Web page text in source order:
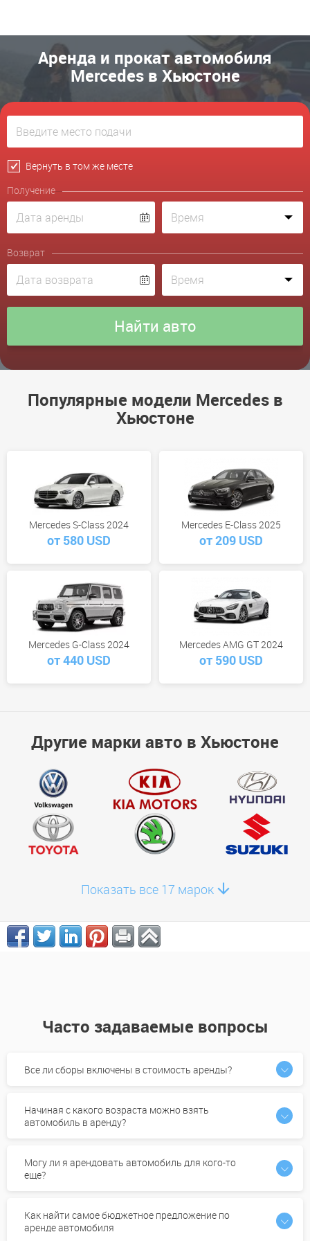
Аренда и прокат автомобиля
Mercedes в Хьюстоне
Вернуть в том же месте
Получение
Возврат
Популярные модели Mercedes в
Хьюстоне
Mercedes S-Class 2024
от 580 USD
Mercedes E-Class 2025
от 209 USD
Mercedes G-Class 2024
от 440 USD
Mercedes AMG GT 2024
от 590 USD
Другие марки авто в Хьюстоне
Показать все 17 марок
Часто задаваемые вопросы
Все ли сборы включены в стоимость аренды?
Начиная с какого возраста можно взять
автомобиль в аренду?
Могу ли я арендовать автомобиль для кого-то
еще?
Как найти самое бюджетное предложение по
аренде автомобиля